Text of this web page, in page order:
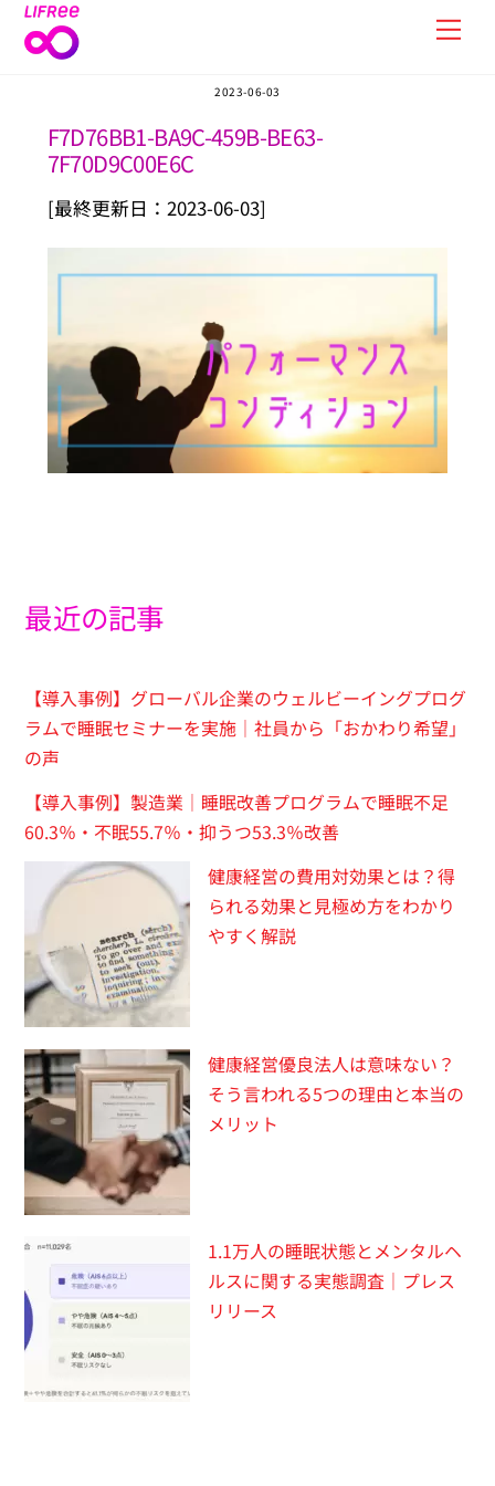
Skip
2023-06-03
F7D76BB1-BA9C-459B-BE63-
7F70D9C00E6C
[最終更新日：2023-06-03]
最近の記事
【導入事例】グローバル企業のウェルビーイングプログ
ラムで睡眠セミナーを実施｜社員から「おかわり希望」
の声
【導入事例】製造業｜睡眠改善プログラムで睡眠不足
60.3％・不眠55.7％・抑うつ53.3％改善
健康経営の費用対効果とは？得
られる効果と見極め方をわかり
やすく解説
健康経営優良法人は意味ない？
そう言われる5つの理由と本当の
メリット
1.1万人の睡眠状態とメンタルヘ
ルスに関する実態調査｜プレス
リリース